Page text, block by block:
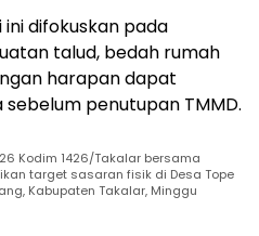
difokuskan pada
talud, bedah rumah
harapan dapat
penutupan TMMD.
Kodim 1426/Takalar bersama
target sasaran fisik di Desa Tope
Kabupaten Takalar, Minggu